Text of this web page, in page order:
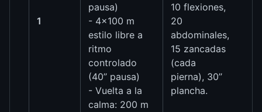
1
pausa)
- 4×100 m
estilo libre a
ritmo
controlado
(40’’ pausa)
- Vuelta a la
calma: 200 m
10 flexiones,
20
abdominales,
15 zancadas
(cada
pierna), 30’’
plancha.